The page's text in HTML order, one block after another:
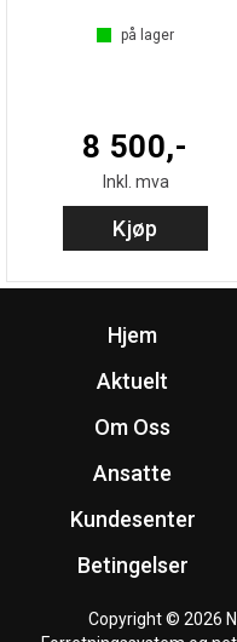
på lager
8 500,-
Inkl. mva
Kjøp
Hjem
Aktuelt
Om Oss
Ansatte
Kundesenter
Betingelser
Copyright © 2026